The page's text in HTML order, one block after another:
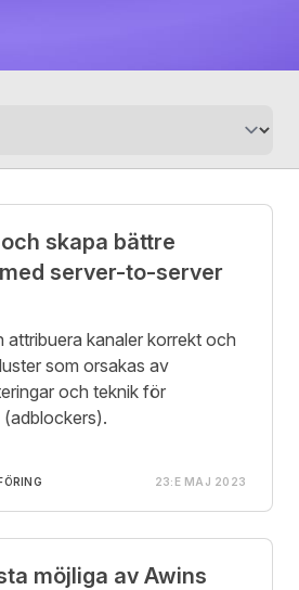
skapa bättre
server-to-server
attribuera kanaler korrekt och
som orsakas av
och teknik för
23:E MAJ 2023
möjliga av Awins